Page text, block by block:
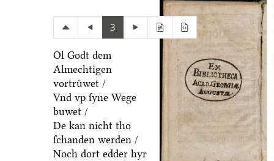
3
Ol Godt dem
Almechtigen
vortruͤwet /
Vnd vp ſyne Wege
buwet /
De kan nicht tho
ſchanden werden /
Noch dort edder hyr